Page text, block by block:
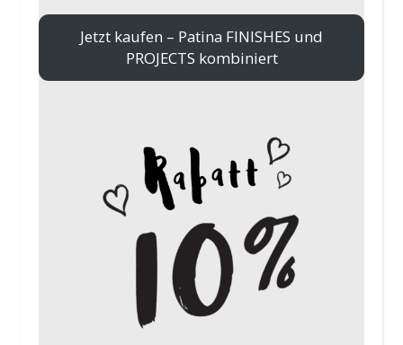
Jetzt kaufen – Patina FINISHES und
PROJECTS kombiniert